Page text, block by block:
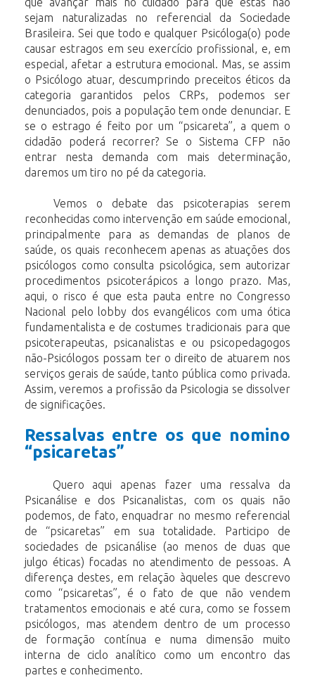
sejam naturalizadas no referencial da Sociedade
Brasileira. Sei que todo e qualquer Psicóloga(o) pode
causar estragos em seu exercício profissional, e, em
especial, afetar a estrutura emocional. Mas, se assim
o Psicólogo atuar, descumprindo preceitos éticos da
categoria
garantidos pelos CRPs, podemos
ser
denunciados, pois a população tem onde denunciar. E
se o estrago é feito por um “psicareta”, a quem o
cidadão poderá recorrer? Se o Sistema CFP não
entrar nesta demanda com mais
determinação,
daremos um tiro no pé da categoria.
Vemos o debate das psicoterapias serem
reconhecidas como intervenção em saúde emocional,
principalmente
para as demandas de planos
de
saúde, os quais reconhecem apenas as atuações dos
psicólogos como consulta psicológica, sem autorizar
procedimentos psicoterápicos a longo prazo. Mas,
aqui, o risco é que esta pauta entre no Congresso
Nacional pelo lobby dos evangélicos com uma ótica
fundamentalista e de costumes tradicionais para que
psicoterapeutas, psicanalistas e ou psicopedagogos
não-Psicólogos possam ter o direito de atuarem nos
serviços gerais de saúde, tanto pública como privada.
Assim, veremos a profissão da Psicologia se dissolver
de significações.
Ressalvas entre os que nomino
“psicaretas”
Quero aqui apenas fazer uma ressalva da
Psicanálise e dos Psicanalistas, com os
quais não
podemos, de fato, enquadrar no mesmo referencial
de “psicaretas” em sua
totalidade. Participo de
sociedades de psicanálise (ao menos de duas que
julgo éticas) focadas no atendimento de pessoas. A
diferença destes, em relação àqueles que descrevo
como “psicaretas”, é o fato de que não vendem
tratamentos emocionais e até cura, como se fossem
psicólogos,
mas atendem dentro de um
processo
de formação contínua e numa dimensão muito
interna de ciclo analítico como um encontro das
partes e conhecimento.